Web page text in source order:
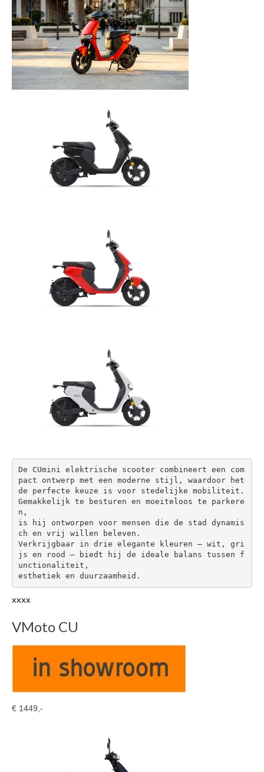
De CUmini elektrische scooter combineert een com
pact ontwerp met een moderne stijl, waardoor het
de perfecte keuze is voor stedelijke mobiliteit.
Gemakkelijk te besturen en moeiteloos te parkere
n,
is hij ontworpen voor mensen die de stad dynamis
ch en vrij willen beleven.
Verkrijgbaar in drie elegante kleuren – wit, gri
js en rood – biedt hij de ideale balans tussen f
unctionaliteit,
esthetiek en duurzaamheid.
xxxx
VMoto CU
€ 1449,-